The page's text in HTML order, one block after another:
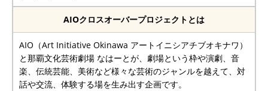
AIOクロスオーバープロジェクトとは
AIO（Art Initiative Okinawa アートイニシアチブオキナワ）
と那覇文化芸術劇場 なはーとが、劇場という枠や演劇、音
楽、伝統芸能、美術など様々な芸術のジャンルを越えて、対
話や交流、体験する場を生み出す企画です。